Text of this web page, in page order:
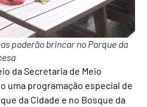
poderão brincar no Parque da
da Secretaria de Meio
uma programação especial de
da Cidade e no Bosque da